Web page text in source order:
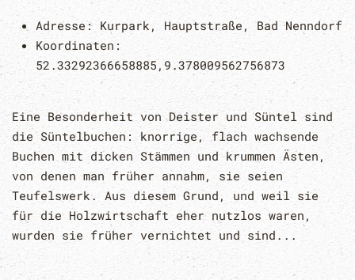
Adresse: Kurpark, Hauptstraße, Bad Nenndorf
Koordinaten:
52.33292366658885,9.378009562756873
Eine Besonderheit von Deister und Süntel sind
die Süntelbuchen: knorrige, flach wachsende
Buchen mit dicken Stämmen und krummen Ästen,
von denen man früher annahm, sie seien
Teufelswerk. Aus diesem Grund, und weil sie
für die Holzwirtschaft eher nutzlos waren,
wurden sie früher vernichtet und sind...